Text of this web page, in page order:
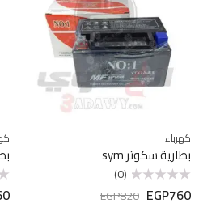
كهرباء
بطارية سكوتر sym
التقييم
(0)
EGP760
EGP820